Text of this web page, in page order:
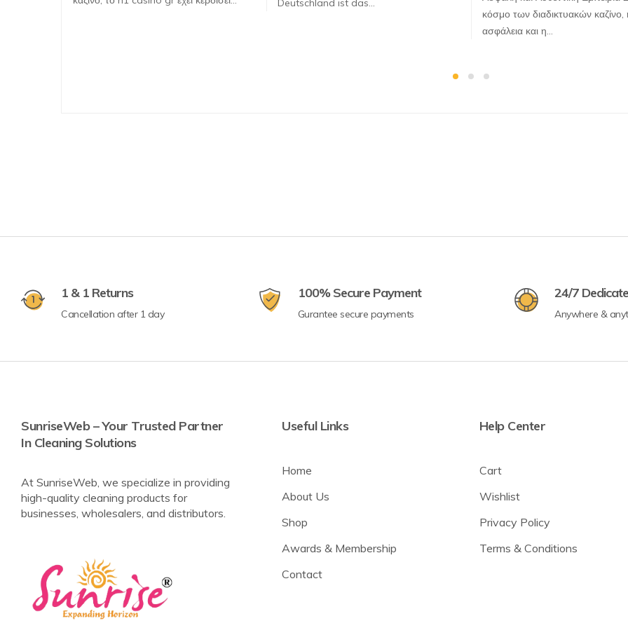
Deutschland ist das…
κόσμο των διαδικτυακών καζίνο,
ασφάλεια και η…
1 & 1 Returns
Cancellation after 1 day
100% Secure Payment
Gurantee secure payments
24/7
Anywhere &
SunriseWeb – Your Trusted Partner
In Cleaning Solutions
At SunriseWeb, we specialize in providing
high-quality cleaning products for
businesses, wholesalers, and distributors.
Useful Links
Home
About Us
Shop
Awards & Membership
Contact
Help Center
Cart
Wishlist
Privacy Policy
Terms & Conditions